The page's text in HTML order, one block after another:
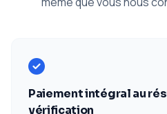
Paiement intégral au
vérification